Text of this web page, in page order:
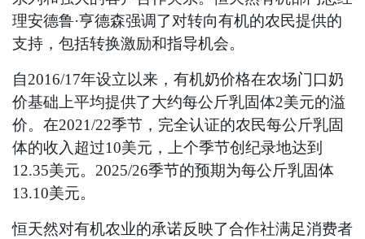
理安德鲁·亨德森强调了对转向有机的农民提供的
支持，包括转换激励和指导机会。
自2016/17年设立以来，有机奶价格在农场门口奶
价基础上平均提供了大约每公斤乳固体2美元的溢
价。在2021/22季节，完全认证的农民每公斤乳固
体的收入超过10美元，上个季节创纪录地达到
12.35美元。2025/26季节的预期为每公斤乳固体
13.10美元。
恒天然对有机农业的承诺反映了合作社满足消费者